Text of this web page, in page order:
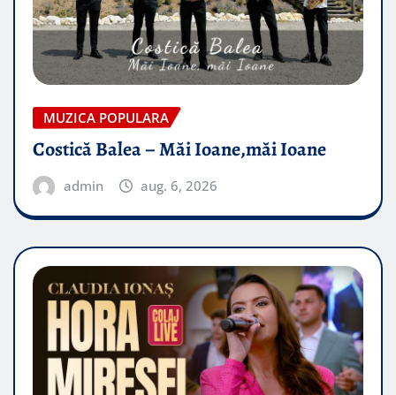
MUZICA POPULARA
Costică Balea – Măi Ioane,măi Ioane
admin aug. 6, 2026